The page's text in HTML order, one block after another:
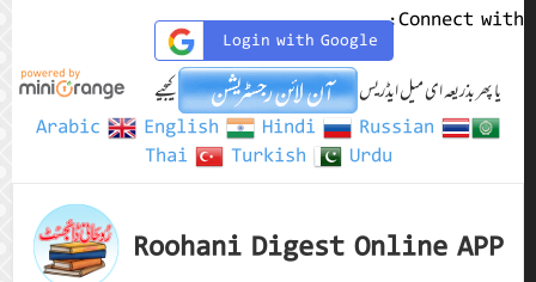
Connect with:
Login with Google
یا پھر بذریعہ ای میل ایڈریس
کیجیے
Arabic
English Hindi
Russian
Thai
Turkish Urdu
Roohani Digest Online APP